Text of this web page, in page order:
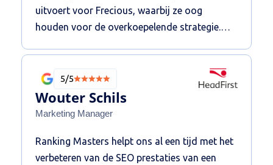
uitvoert voor Frecious, waarbij ze oog
houden voor de overkoepelende strategie.
daadwerkelijk meer verkeer binnen te halen,
en weten we wat ze aan het doen zijn door de
transparante manier van werken. Wij ervaren
betrouwbaar waardoor ik ze van harte aan
kan bevelen!
5/5
Wouter Schils
Marketing Manager
Ranking Masters helpt ons al een tijd met het
verbeteren van de SEO prestaties van een